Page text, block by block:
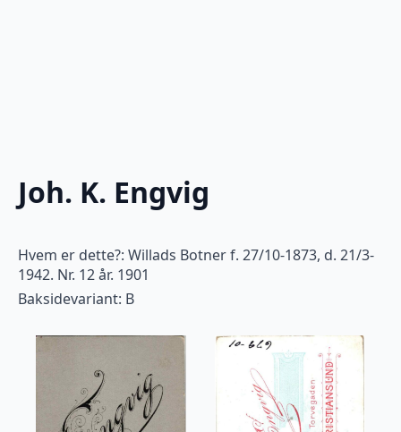
Joh. K. Engvig
Hvem er dette?: Willads Botner f. 27/10-1873, d. 21/3-
1942. Nr. 12 år. 1901
Baksidevariant: B